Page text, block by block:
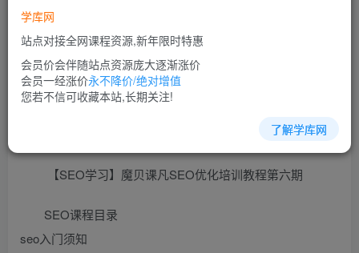
立即购买
您当前未登录！建议登陆后购买，可保存购买订单
【SEO学习】魔贝课凡SEO优化培训教程第六期
SEO课程目录
seo入门须知
学库网
站点对接全网课程资源,新年限时特惠
会员价会伴随站点资源庞大逐渐涨价
会员一经涨价永不降价/绝对增值
您若不信可收藏本站,长期关注!
了解学库网